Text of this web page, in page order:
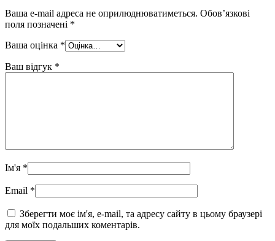
Ваша e-mail адреса не оприлюднюватиметься. Обов’язкові
поля позначені *
Ваша оцінка *
Ваш відгук *
Ім'я *
Email *
Зберегти моє ім'я, e-mail, та адресу сайту в цьому браузері
для моїх подальших коментарів.